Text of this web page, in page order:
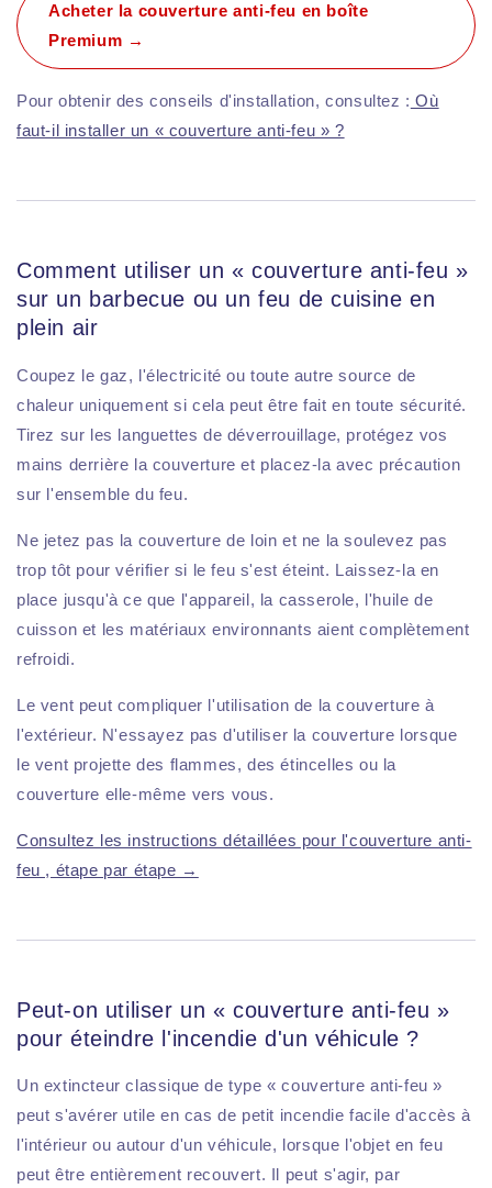
Acheter la couverture anti-feu en boîte
Premium →
Pour obtenir des conseils d'installation, consultez : Où
faut-il installer un « couverture anti-feu » ?
Comment utiliser un « couverture anti-feu »
sur un barbecue ou un feu de cuisine en
plein air
Coupez le gaz, l'électricité ou toute autre source de
chaleur uniquement si cela peut être fait en toute sécurité.
Tirez sur les languettes de déverrouillage, protégez vos
mains derrière la couverture et placez-la avec précaution
sur l'ensemble du feu.
Ne jetez pas la couverture de loin et ne la soulevez pas
trop tôt pour vérifier si le feu s'est éteint. Laissez-la en
place jusqu'à ce que l'appareil, la casserole, l'huile de
cuisson et les matériaux environnants aient complètement
refroidi.
Le vent peut compliquer l'utilisation de la couverture à
l'extérieur. N'essayez pas d'utiliser la couverture lorsque
le vent projette des flammes, des étincelles ou la
couverture elle-même vers vous.
Consultez les instructions détaillées pour l'couverture anti-
feu , étape par étape →
Peut-on utiliser un « couverture anti-feu »
pour éteindre l'incendie d'un véhicule ?
Un extincteur classique de type « couverture anti-feu »
peut s'avérer utile en cas de petit incendie facile d'accès à
l'intérieur ou autour d'un véhicule, lorsque l'objet en feu
peut être entièrement recouvert. Il peut s'agir, par